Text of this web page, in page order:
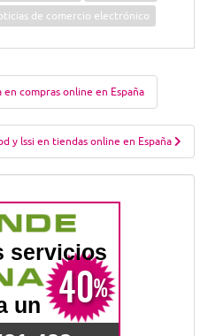
de comercio electrónico
compras online en España
y lssi en tiendas online en España